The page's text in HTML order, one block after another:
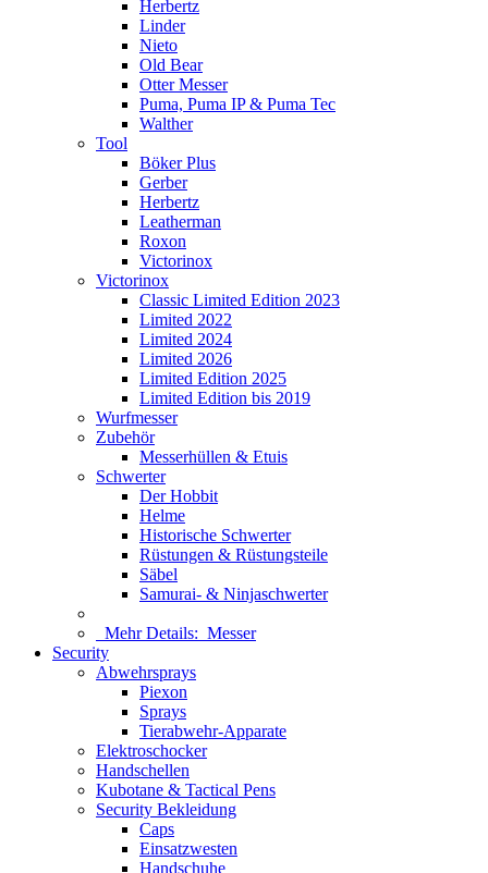
Herbertz
Linder
Nieto
Old Bear
Otter Messer
Puma, Puma IP & Puma Tec
Walther
Tool
Böker Plus
Gerber
Herbertz
Leatherman
Roxon
Victorinox
Victorinox
Classic Limited Edition 2023
Limited 2022
Limited 2024
Limited 2026
Limited Edition 2025
Limited Edition bis 2019
Wurfmesser
Zubehör
Messerhüllen & Etuis
Schwerter
Der Hobbit
Helme
Historische Schwerter
Rüstungen & Rüstungsteile
Säbel
Samurai- & Ninjaschwerter
Mehr Details: Messer
Security
Abwehrsprays
Piexon
Sprays
Tierabwehr-Apparate
Elektroschocker
Handschellen
Kubotane & Tactical Pens
Security Bekleidung
Caps
Einsatzwesten
Handschuhe